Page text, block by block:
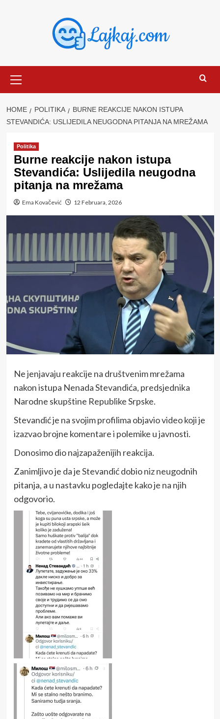
Menu
HOME POLITIKA
BURNE REAKCIJE NAKON ISTUPA
STEVANDIĆA: USLIJEDILA NEUGODNA PITANJA NA MREŽAMA
Politika
Burne reakcije nakon istupa
Stevandića: Uslijedila neugodna
pitanja na mrežama
Ema Kovačević 12 Februara, 2026
Ne jenjavaju reakcije na društvenim mrežama
nakon istupa Nenada Stevandića, predsjednika
Narodne skupštine Republike Srpske.
Stevandić je na svojim profilima objavio video koji je
izazvao brojne komentare i polemike u javnosti.
Donosimo dio najzapaženijih reakcija.
Zanimljivo je da je Stevandić dobio niz neugodnih
pitanja, a u nastavku pogledajte kako je na njih
odgovorio.